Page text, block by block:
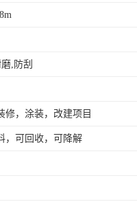
,防刮
修，涂装，改建项目
，可回收，可降解